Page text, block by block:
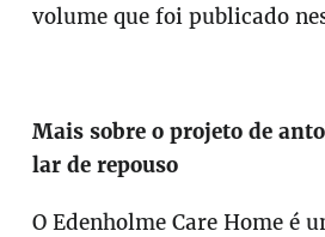
volume que foi publicado
Mais sobre o projeto de
lar de repouso
O Edenholme Care Home é